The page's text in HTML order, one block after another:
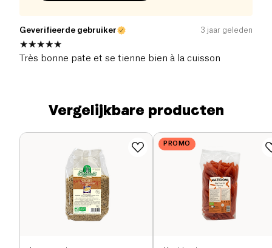
Geverifieerde gebruiker 3 jaar geleden
Très bonne pate et se tienne bien à la cuisson
Vergelijkbare producten
PROMO